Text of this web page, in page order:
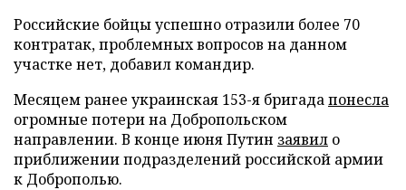
Российские бойцы успешно отразили более 70
контратак, проблемных вопросов на данном
участке нет, добавил командир.
Месяцем ранее украинская 153-я бригадапонесла
огромные потери на Добропольском
направлении. В конце июня Путин заявил о
приближении подразделений российской армии
к Доброполью.